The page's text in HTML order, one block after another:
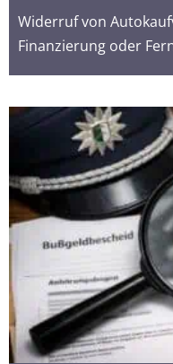
Widerruf von
Finanzierung oder